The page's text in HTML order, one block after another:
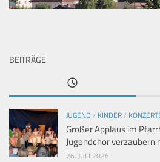
BEITRÄGE
JUGEND / KINDER/
Großer Applaus im
Jugendchor verzaubern
26. JULI 2026